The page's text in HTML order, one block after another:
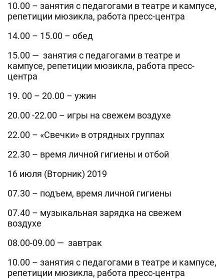
10.00 – занятия с педагогами в театре и кампусе,
репетиции мюзикла, работа пресс-центра
14.00 – 15.00 – обед
15.00 — занятия с педагогами в театре и
кампусе, репетиции мюзикла, работа пресс-
центра
19. 00 – 20.00 – ужин
20.00 -22.00 – игры на свежем воздухе
22.00 – «Свечки» в отрядных группах
22.30 – время личной гигиены и отбой
16 июля (Вторник) 2019
07.30 – подъем, время личной гигиены
07.40 – музыкальная зарядка на свежем
воздухе
08.00-09.00 — завтрак
10.00 – занятия с педагогами в театре и кампусе,
репетиции мюзикла, работа пресс-центра